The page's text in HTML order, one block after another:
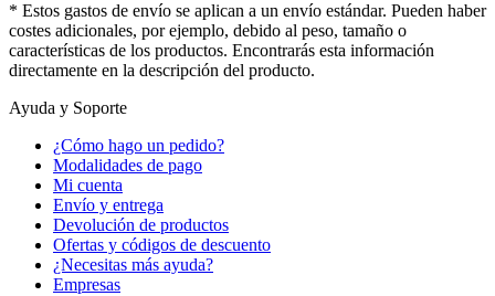
* Estos gastos de envío se aplican a un envío estándar. Pueden haber
costes adicionales, por ejemplo, debido al peso, tamaño o
características de los productos. Encontrarás esta información
directamente en la descripción del producto.
Ayuda y Soporte
¿Cómo hago un pedido?
Modalidades de pago
Mi cuenta
Envío y entrega
Devolución de productos
Ofertas y códigos de descuento
¿Necesitas más ayuda?
Empresas